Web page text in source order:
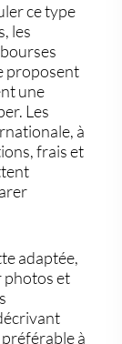
ce type
les
proposent
une
Les
à
frais et
adaptée,
photos et
à